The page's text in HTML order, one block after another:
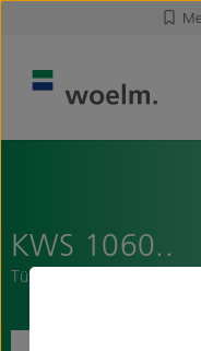
KWS 1060..
Türfeststeller mit